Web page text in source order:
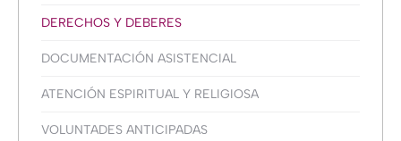
DERECHOS Y DEBERES
DOCUMENTACIÓN ASISTENCIAL
ATENCIÓN ESPIRITUAL Y RELIGIOSA
VOLUNTADES ANTICIPADAS